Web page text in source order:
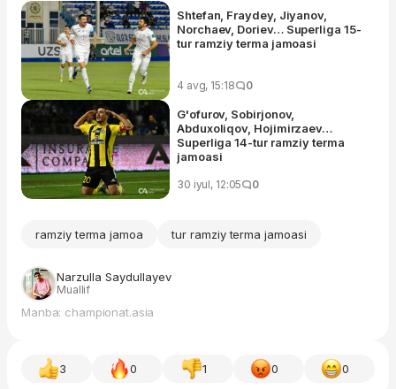
Shtefan, Fraydey, Jiyanov,
Norchaev, Doriev… Superliga 15-
tur ramziy terma jamoasi
4 avg, 15:18 0
G'ofurov, Sobirjonov,
Abduxoliqov, Hojimirzaev…
Superliga 14-tur ramziy terma
jamoasi
30 iyul, 12:05 0
ramziy terma jamoa tur ramziy terma jamoasi
Narzulla Saydullayev
Muallif
Manba: championat.asia
3 0 1 0 0